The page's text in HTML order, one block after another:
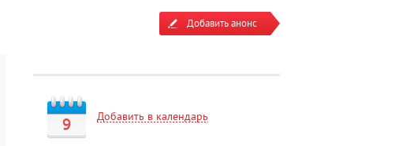
Добавить анонс
9 Добавить в календарь